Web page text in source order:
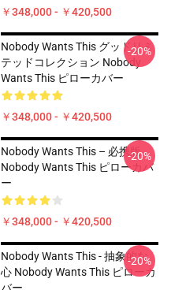
￥348,000 - ￥420,500
Nobody Wants This グッドリミ
テッドコレクション Nobody
Wants This ピローカバー
￥348,000 - ￥420,500
-20%
Nobody Wants This – 必携版
Nobody Wants This ピローカバ
ー
￥348,000 - ￥420,500
-20%
Nobody Wants This - 抽象的な
心 Nobody Wants This ピローカ
-20%